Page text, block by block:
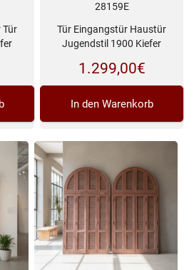
Tür
28159E
Tür Eingangstür Haustür
Jugendstil 1900 Kiefer
1.299,00€
In den Warenkorb